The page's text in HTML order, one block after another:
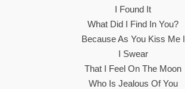
I Found It
What Did I Find In You?
Because As You Kiss Me I
I Swear
That I Feel On The Moon
Who Is Jealous Of You